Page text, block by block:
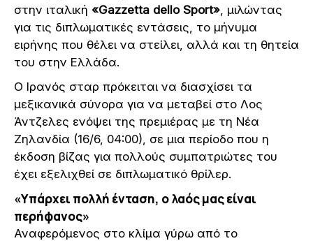
στην ιταλική «Gazzetta dello Sport» , μιλώντας
για τις διπλωματικές εντάσεις, το μήνυμα
ειρήνης που θέλει να στείλει, αλλά και τη θητεία
του στην Ελλάδα.
Ο Ιρανός σταρ πρόκειται να διασχίσει τα
μεξικανικά σύνορα για να μεταβεί στο Λος
Άντζελες ενόψει της πρεμιέρας με τη Νέα
Ζηλανδία (16/6, 04:00), σε μια περίοδο που η
έκδοση βίζας για πολλούς συμπατριώτες του
έχει εξελιχθεί σε διπλωματικό θρίλερ.
«Υπάρχει πολλή ένταση, ο λαός μας είναι
περήφανος»
Αναφερόμενος στο κλίμα γύρω από το